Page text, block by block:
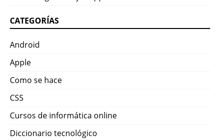
CATEGORÍAS
Android
Apple
Como se hace
CSS
Cursos de informática online
Diccionario tecnológico